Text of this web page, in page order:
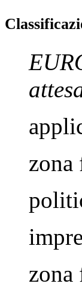
zona
zona